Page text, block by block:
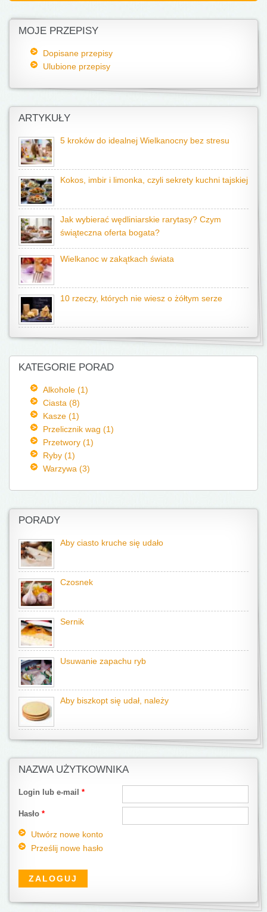
MOJE PRZEPISY
Dopisane przepisy
Ulubione przepisy
ARTYKUŁY
5 kroków do idealnej Wielkanocny bez stresu
Kokos, imbir i limonka, czyli sekrety kuchni tajskiej
Jak wybierać wędliniarskie rarytasy? Czym
świąteczna oferta bogata?
Wielkanoc w zakątkach świata
10 rzeczy, których nie wiesz o żółtym serze
KATEGORIE PORAD
Alkohole (1)
Ciasta (8)
Kasze (1)
Przelicznik wag (1)
Przetwory (1)
Ryby (1)
Warzywa (3)
PORADY
Aby ciasto kruche się udało
Czosnek
Sernik
Usuwanie zapachu ryb
Aby biszkopt się udał, należy
NAZWA UŻYTKOWNIKA
Login lub e-mail *
Hasło *
Utwórz nowe konto
Prześlij nowe hasło